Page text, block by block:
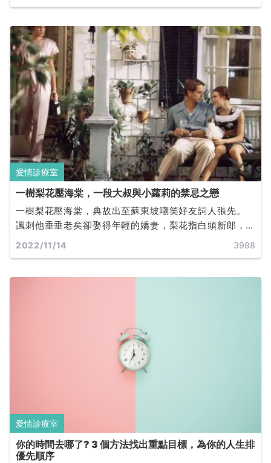
藏心事。
愛情診療室
一樹梨花壓海棠，一段大叔與小蘿莉的禁忌之戀
一樹梨花壓海棠，典故出至蘇東坡嘲笑好友詞人張先。
諷刺他垂垂老矣卻娶得年輕的嬌妻，梨花指白頭新郎，
海棠指紅妝新娘。因此此部電影名稱也借用此句象徵老
2022/11/14 3988
愛情診療室
你的時間去哪了? 3 個方法找出重點目標，為你的人生排
優先順序